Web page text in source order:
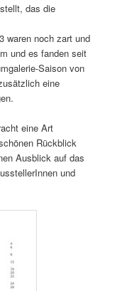
das die
waren noch zart und
und es fanden seit
Saison von
eine
eine Art
Rückblick
Ausblick auf das
und